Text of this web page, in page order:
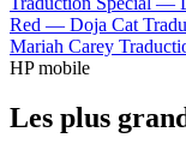
Red — Doja Cat
Mariah Carey
HP mobile
Les plus